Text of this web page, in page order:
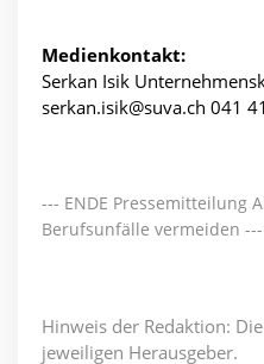
Medienkontakt:
Serkan Isik
serkan.isik@suva.ch 041
--- ENDE Pressemitteilung
Berufsunfälle vermeiden ---
Hinweis der Redaktion:
jeweiligen Herausgeber.